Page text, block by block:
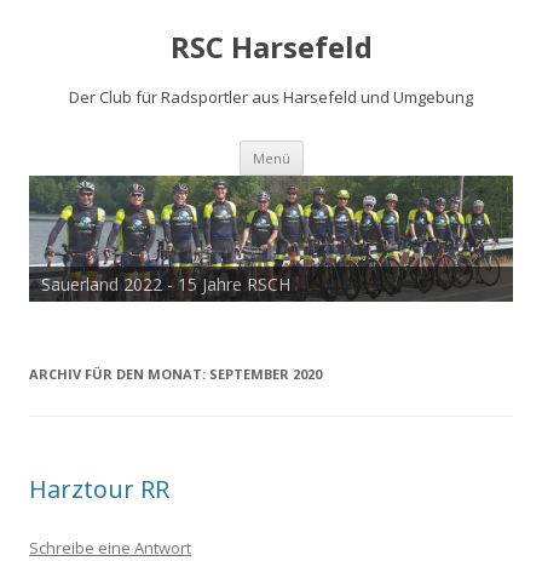
RSC Harsefeld
Der Club für Radsportler aus Harsefeld und Umgebung
Menü Zum
springen
Sauerland 2022 - 15 Jahre RSCH
Tour de Cux 2020
ARCHIV FÜR DEN MONAT: SEPTEMBER 2020
Harztour RR
Schreibe eine Antwort